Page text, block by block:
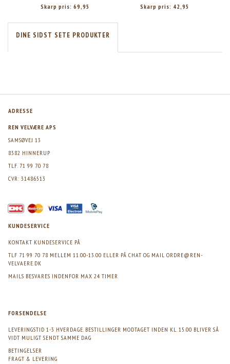
Skarp pris: 69,95
Skarp pris: 42,95
DINE SIDST SETE PRODUKTER
ADRESSE
REN VELVÆRE APS
SAMSØVEJ 13
8382 HINNERUP
TLF. 71 99 70 78
CVR: 31486513
KUNDESERVICE
KONTAKT KUNDESERVICE PÅ
TLF 71 99 70 78 MELLEM 11.00-13.00 ELLER PÅ CHAT OG MAIL ORDRE@REN-
VELVAERE.DK
MAILS BESVARES INDENFOR MAX 24 TIMER
FORSENDELSE
LEVERINGSTID 1-3 HVERDAGE. BESTILLINGER MODTAGET INDEN KL. 15.00 BLIVER SÅ
VIDT MULIGT SENDT SAMME DAG
BETINGELSER
FRAGT & LEVERING